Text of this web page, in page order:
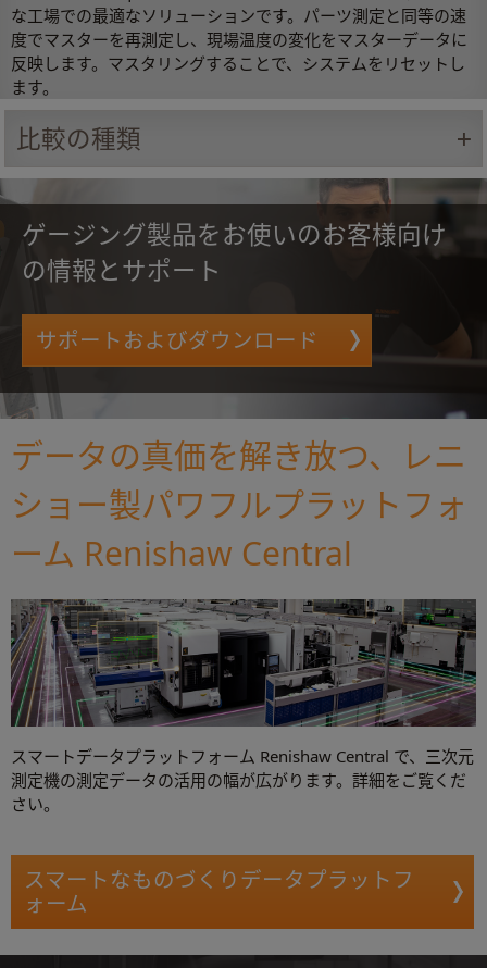
な工場での最適なソリューションです。パーツ測定と同等の速
度でマスターを再測定し、現場温度の変化をマスターデータに
反映します。マスタリングすることで、システムをリセットし
ます。
比較の種類
ゲージング製品をお使いのお客様向け
の情報とサポート
サポートおよびダウンロード
データの真価を解き放つ、レニ
ショー製パワフルプラットフォ
ーム Renishaw Central
スマートデータプラットフォーム Renishaw Central で、三次元
測定機の測定データの活用の幅が広がります。詳細をご覧くだ
さい。
スマートなものづくりデータプラットフ
ォーム